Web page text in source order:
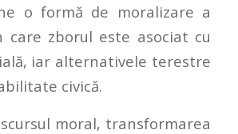
o formă de moralizare a
care zborul este asociat cu
iar alternativele terestre
civică.
moral, transformarea